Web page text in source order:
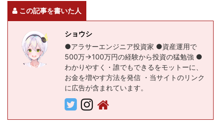
この記事を書いた人
ショウシ
●アラサーエンジニア投資家 ●資産運用で
500万→100万円の経験から投資の猛勉強 ●
わかりやすく・誰でもできるをモットーに、
お金を増やす方法を発信 ・当サイトのリンク
に広告が含まれています。